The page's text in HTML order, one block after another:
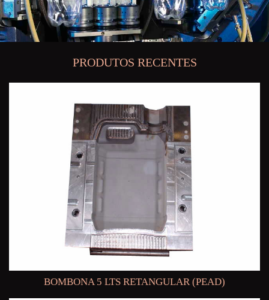
PRODUTOS RECENTES
BOMBONA 5 LTS RETANGULAR (PEAD)